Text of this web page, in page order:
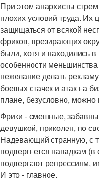
При этом анархисты
плохих условий труда.
защищаться от всякой
фриков, презирающих
были, хотя и находились
особенности меньшинства
нежелание делать
боевых стачек и атак на
плане, безусловно, можно
Фрики - смешные,
девушкой, приколен, по
Надевающий странную, с
подвергнется нападкам (в
подвергают репрессиям,
И это - главное.